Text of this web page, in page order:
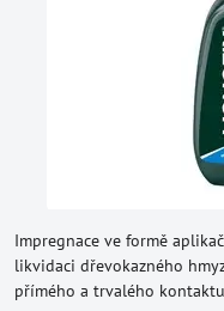
Impregnace ve formě
likvidaci dřevokazného
přímého a trvalého